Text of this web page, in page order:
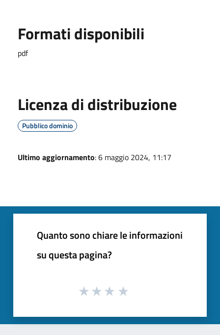
Formati disponibili
pdf
Licenza di distribuzione
Pubblico dominio
Ultimo aggiornamento: 6 maggio 2024, 11:17
Quanto sono chiare le informazioni
su questa pagina?